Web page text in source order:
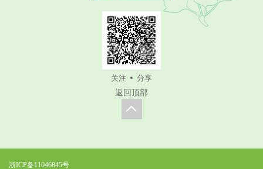
关注
分享
返回顶部
浙ICP备11046845号